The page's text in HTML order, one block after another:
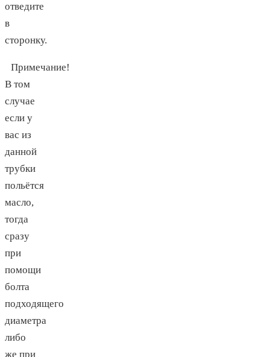
отведите
в
сторонку.
Примечание!
В том
случае
если у
вас из
данной
трубки
польётся
масло,
тогда
сразу
при
помощи
болта
подходящего
диаметра
либо
же при